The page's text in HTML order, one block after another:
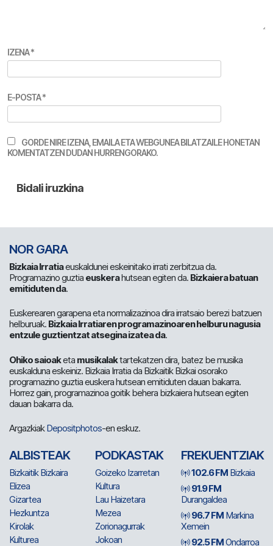
IZENA*
E-POSTA*
GORDE NIRE IZENA, EMAILA ETA WEBGUNEA BILATZAILE HONETAN
KOMENTATZEN DUDAN HURRENGORAKO.
NOR GARA
Bizkaia Irratiaeuskaldunei eskeinitako irrati zerbitzua da.
Programazino guztia euskerahutsean egiten da. Bizkaiera batuan
emitiduten da.
Euskerearen garapena eta normalizazinoa dira irratsaio berezi batzuen
helburuak. Bizkaia Irratiaren programazinoaren helburu nagusia
entzule guztientzat atsegina izatea da.
Ohiko saioaketa musikalaktartekatzen dira, batez be musika
euskalduna eskeiniz. Bizkaia Irratia da Bizkaitik Bizkai osorako
programazino guztia euskera hutsean emitiduten dauan bakarra.
Horrez gain, programazinoa goitik behera bizkaiera hutsean egiten
dauan bakarra da.
ArgazkiakDepositphotos-en eskuz.
ALBISTEAK
Bizkaitik Bizkaira
Elizea
Gizartea
Hezkuntza
Kirolak
Kulturea
PODKASTAK
Goizeko Izarretan
Kultura
Lau Haizetara
Mezea
Zorionagurrak
Jokoan
FREKUENTZIAK
102.6 FM Bizkaia
91.9 FM
Durangaldea
96.7 FM Markina
Xemein
92.5 FMOndarroa